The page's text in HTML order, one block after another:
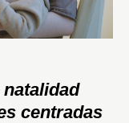
centradas